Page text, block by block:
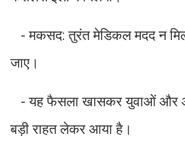
- मकसद: तुरंत मेडिकल मदद न
जाए।
- यह फैसला खासकर युवाओं और
बड़ी राहत लेकर आया है।